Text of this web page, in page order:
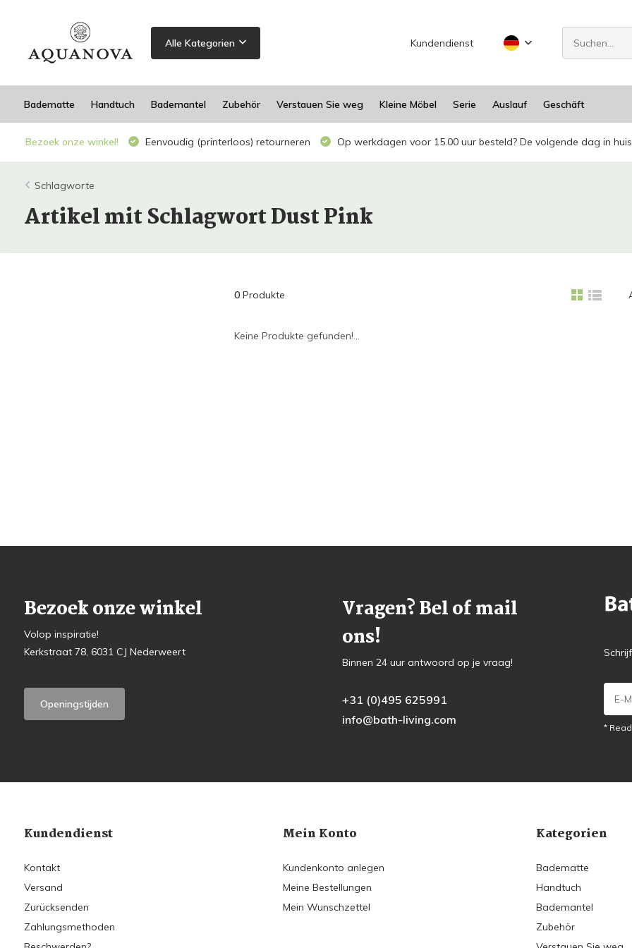
Alle Kategorien Kundendienst
Badematte Handtuch Bademantel Zubehör Verstauen Sie weg Kleine Möbel Serie Auslauf Geschäft
Bezoek onze winkel! Eenvoudig (printerloos) retourneren Op werkdagen voor 15.00 uur besteld? De volgende dag in
Schlagworte
Artikel mit Schlagwort Dust Pink
0Produkte
Keine Produkte gefunden!...
Bezoek onze winkel
Volop inspiratie!
Kerkstraat 78, 6031 CJ Nederweert
Openingstijden
Vragen? Bel of mail
ons!
Binnen 24 uur antwoord op je vraag!
+31 (0)495 625991
info@bath-living.com
*
Kundendienst
Kontakt
Versand
Zurücksenden
Zahlungsmethoden
Mein Konto
Kundenkonto anlegen
Meine Bestellungen
Mein Wunschzettel
Kategorien
Badematte
Handtuch
Bademantel
Zubehör